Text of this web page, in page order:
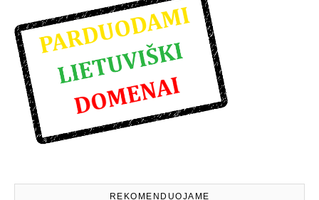
REKOMENDUOJAME